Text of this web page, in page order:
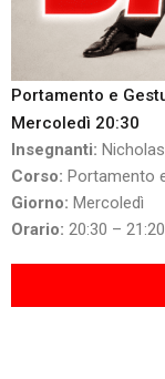
Portamento e
Mercoledì 20:30
Insegnanti:
Corso: Portamento
Giorno: Mercoledì
Orario: 20:30 – 21:20